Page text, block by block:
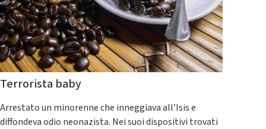
Terrorista baby
Arrestato un minorenne che inneggiava all’Isis e
diffondeva odio neonazista. Nei suoi dispositivi trovati